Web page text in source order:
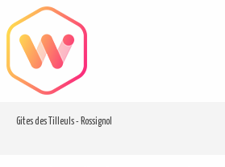
au
contenu
principal
Gites des Tilleuls - Rossignol